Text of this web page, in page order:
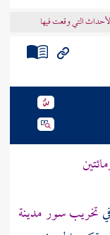
التي وقعت فيها
تخريب سور مدينة